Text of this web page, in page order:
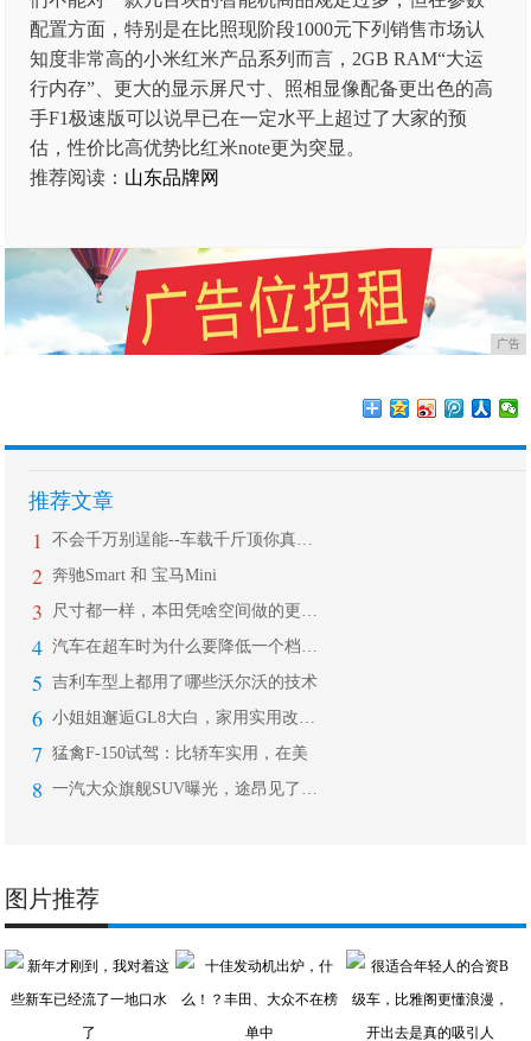
配置方面，特别是在比照现阶段1000元下列销售市场认
知度非常高的小米红米产品系列而言，2GB RAM“大运
行内存”、更大的显示屏尺寸、照相显像配备更出色的高
手F1极速版可以说早已在一定水平上超过了大家的预
估，性价比高优势比红米note更为突显。
推荐阅读： 山东品牌网
广告
推荐文章
1 不会千万别逞能--车载千斤顶你真会用
2 奔驰Smart 和 宝马Mini
3 尺寸都一样，本田凭啥空间做的更大？
4 汽车在超车时为什么要降低一个档位？直
5 吉利车型上都用了哪些沃尔沃的技术
6 小姐姐邂逅GL8大白，家用实用改装案
7 猛禽F-150试驾：比轿车实用，在美
8 一汽大众旗舰SUV曝光，途昂见了也得
图片推荐